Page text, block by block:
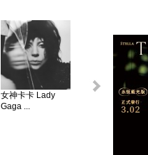
女神卡卡 Lady
Gaga ...
怪奇比莉 BILLIE